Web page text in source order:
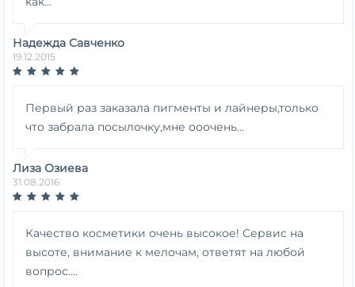
Надежда Савченко
19.12.2015
Первый раз заказала пигменты и лайнеры,только
что забрала посылочку,мне ооочень...
Лиза Озиева
31.08.2016
Качество косметики очень высокое! Сервис на
высоте, внимание к мелочам, ответят на любой
вопрос....